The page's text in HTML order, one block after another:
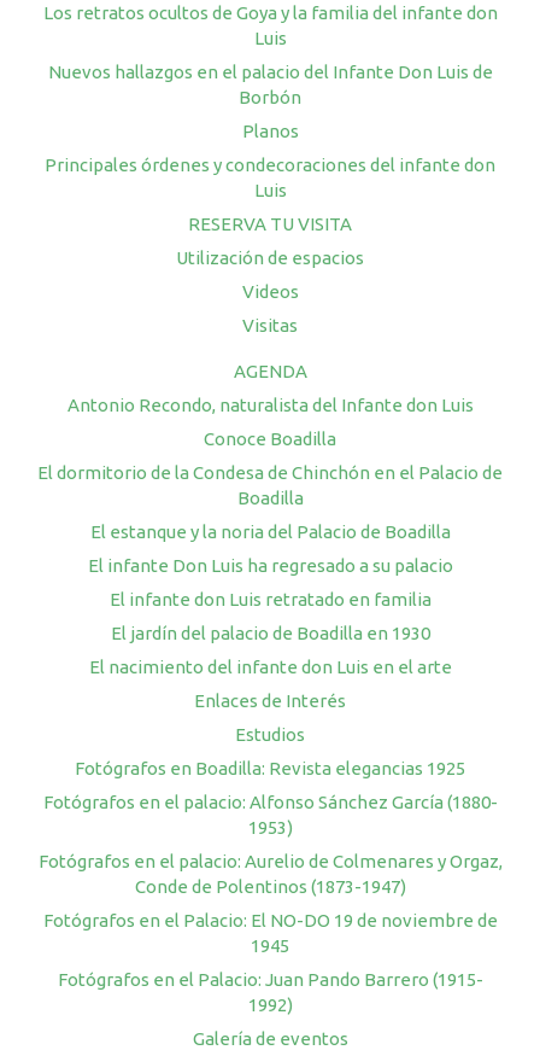
Los retratos ocultos de Goya y la familia del infante don
Luis
Nuevos hallazgos en el palacio del Infante Don Luis de
Borbón
Planos
Principales órdenes y condecoraciones del infante don
Luis
RESERVA TU VISITA
Utilización de espacios
Videos
Visitas
AGENDA
Antonio Recondo, naturalista del Infante don Luis
Conoce Boadilla
El dormitorio de la Condesa de Chinchón en el Palacio de
Boadilla
El estanque y la noria del Palacio de Boadilla
El infante Don Luis ha regresado a su palacio
El infante don Luis retratado en familia
El jardín del palacio de Boadilla en 1930
El nacimiento del infante don Luis en el arte
Enlaces de Interés
Estudios
Fotógrafos en Boadilla: Revista elegancias 1925
Fotógrafos en el palacio: Alfonso Sánchez García (1880-
1953)
Fotógrafos en el palacio: Aurelio de Colmenares y Orgaz,
Conde de Polentinos (1873-1947)
Fotógrafos en el Palacio: El NO-DO 19 de noviembre de
1945
Fotógrafos en el Palacio: Juan Pando Barrero (1915-
1992)
Galería de eventos